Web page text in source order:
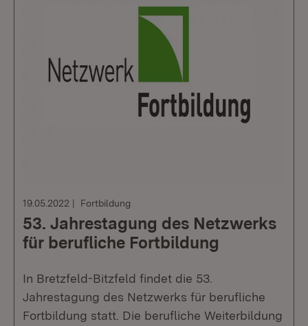
19.05.2022 Fortbildung
53. Jahrestagung des Netzwerks
für berufliche Fortbildung
In Bretzfeld-Bitzfeld findet die 53.
Jahrestagung des Netzwerks für berufliche
Fortbildung statt. Die berufliche Weiterbildung